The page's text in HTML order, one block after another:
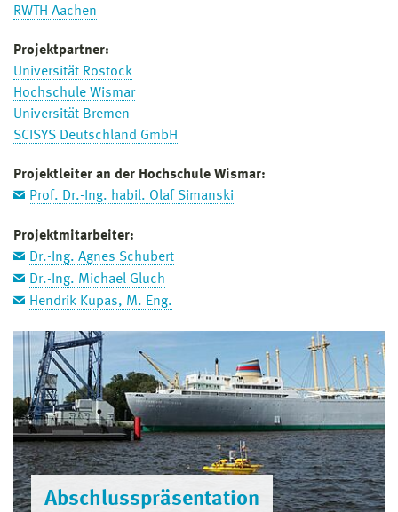
RWTH Aachen
Projektpartner:
Universität Rostock
Hochschule Wismar
Universität Bremen
SCISYS Deutschland GmbH
Projektleiter an der Hochschule Wismar:
Prof. Dr.-Ing. habil. Olaf Simanski
Projektmitarbeiter:
Dr.-Ing. Agnes Schubert
Dr.-Ing. Michael Gluch
Hendrik Kupas, M. Eng.
Abschlusspräsentation